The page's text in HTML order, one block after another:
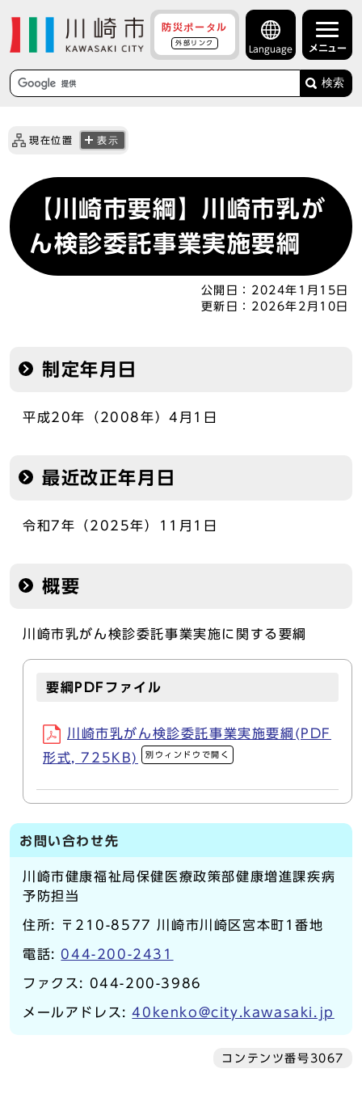
防災ポータル
外部リンク
Language メニュー
検索
現在位置 表示
【川崎市要綱】川崎市乳が
ん検診委託事業実施要綱
公開日： 2024年1月15日
更新日： 2026年2月10日
制定年月日
平成20年（2008年）4月1日
最近改正年月日
令和7年（2025年）11月1日
概要
川崎市乳がん検診委託事業実施に関する要綱
要綱PDFファイル
川崎市乳がん検診委託事業実施要綱(PDF
形式, 725KB)
別ウィンドウで開く
お問い合わせ先
川崎市健康福祉局保健医療政策部健康増進課疾病
予防担当
住所: 〒210-8577 川崎市川崎区宮本町1番地
電話: 044-200-2431
ファクス: 044-200-3986
メールアドレス:40kenko@city.kawasaki.jp
コンテンツ番号3067